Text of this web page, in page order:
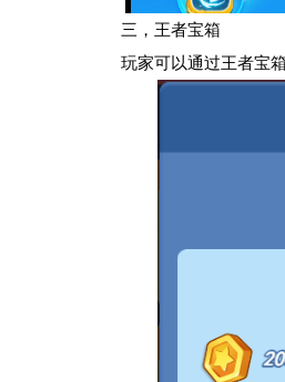
三，王者宝箱
玩家可以通过王者宝